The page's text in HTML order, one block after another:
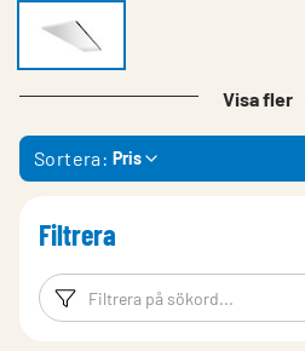
Visa fler
Sortera: Pris
Filtrera
Filtreringsord